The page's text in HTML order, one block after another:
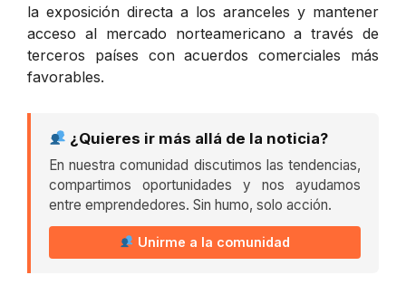
la exposición directa a los aranceles y mantener
acceso al mercado norteamericano a través de
terceros países con acuerdos comerciales más
favorables.
¿Quieres ir más allá de la noticia?
En nuestra comunidad discutimos las tendencias,
compartimos oportunidades y nos ayudamos
entre emprendedores. Sin humo, solo acción.
Unirme a la comunidad